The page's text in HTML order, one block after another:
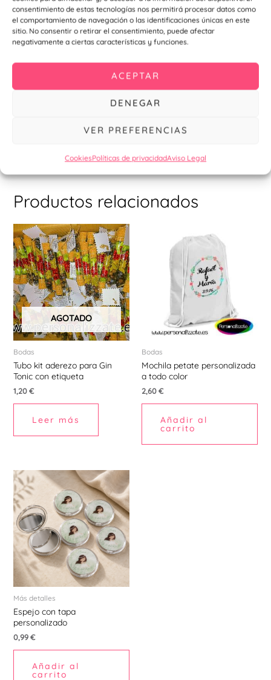
consentimiento de estas tecnologías nos permitirá procesar datos como
el comportamiento de navegación o las identificaciones únicas en este
sitio. No consentir o retirar el consentimiento, puede afectar
negativamente a ciertas características y funciones.
ACEPTAR
DENEGAR
VER PREFERENCIAS
CookiesPolíticas de privacidadAviso Legal
empresarial haciendoclick aquí
Para más ideas y novedades , visita nuestroinstagram
el mismo estilo (mapa de llegada, tarjetas de
agradecimientoa, seating plan, sello, menú, meseros…)
Puedes escribirnos al correo info@personalizzate.es o
envianos un WhatsApp al 954 324 593 para más
Productos relacionados
AGOTADO
Bodas
Tubo kit aderezo para Gin
Tonic con etiqueta
1,20€
Leer más
Bodas
Mochila petate personalizada
a todo color
2,60€
Añadir al
carrito
Más detalles
Espejo con tapa
personalizado
0,99€
Añadir al
carrito